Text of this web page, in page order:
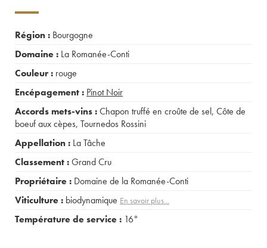
Région : Bourgogne
Domaine : La Romanée-Conti
Couleur : rouge
Encépagement : Pinot Noir
Accords mets-vins :Chapon truffé en croûte de sel, Côte de
boeuf aux cèpes, Tournedos Rossini
Appellation : La Tâche
Classement :Grand Cru
Propriétaire : Domaine de la Romanée-Conti
Viticulture : biodynamique En savoir plus...
Température de service : 16°